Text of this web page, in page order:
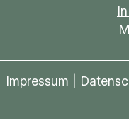
Impressum